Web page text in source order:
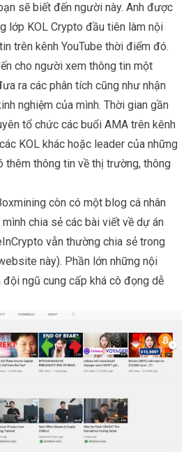
sẽ biết đến người này. Anh được
lớp KOL Crypto đầu tiên làm nội
trên kênh YouTube thời điểm đó.
cho người xem thông tin một
ra các phân tích cũng như nhận
nghiệm của mình. Thời gian gần
tổ chức các buổi AMA trên kênh
KOL khác hoặc leader của những
thêm thông tin về thị trường, thông
còn có một blog cá nhân
chia sẻ các bài viết về dự án
vẫn thường chia sẻ trong
này). Phần lớn những nội
ngũ cung cấp khá cô đọng dễ